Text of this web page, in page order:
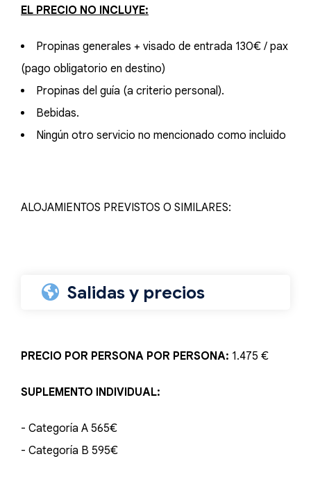
EL PRECIO NO INCLUYE:
Propinas generales + visado de entrada 130€ / pax
(pago obligatorio en destino)
Propinas del guía (a criterio personal).
Bebidas.
Ningún otro servicio no mencionado como incluido
ALOJAMIENTOS PREVISTOS O SIMILARES:
Salidas y precios
PRECIO POR PERSONA POR PERSONA: 1.475 €
SUPLEMENTO INDIVIDUAL:
- Categoría A 565€
- Categoría B 595€